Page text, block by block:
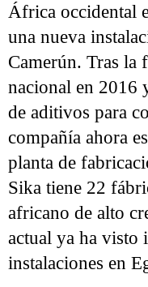
África occidental
una nueva
Camerún. Tras la
nacional en 2016
de aditivos para
compañía ahora
planta de
Sika tiene 22
africano de alto
actual ya ha visto
instalaciones en